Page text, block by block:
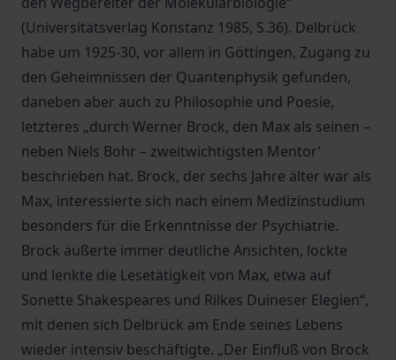
(Universitätsverlag Konstanz 1985, S.36). Delbrück
habe um 1925-30, vor allem in Göttingen, Zugang zu
den Geheimnissen der Quantenphysik gefunden,
daneben aber auch zu Philosophie und Poesie,
letzteres „durch Werner Brock, den Max als seinen –
neben Niels Bohr – zweitwichtigsten Mentor’
beschrieben hat. Brock, der sechs Jahre älter war als
Max, interessierte sich nach einem Medizinstudium
besonders für die Erkenntnisse der Psychiatrie.
Brock äußerte immer deutliche Ansichten, lockte
und lenkte die Lesetätigkeit von Max, etwa auf
Sonette Shakespeares und Rilkes Duineser Elegien“,
mit denen sich Delbrück am Ende seines Lebens
wieder intensiv beschäftigte. „Der Einfluß von Brock